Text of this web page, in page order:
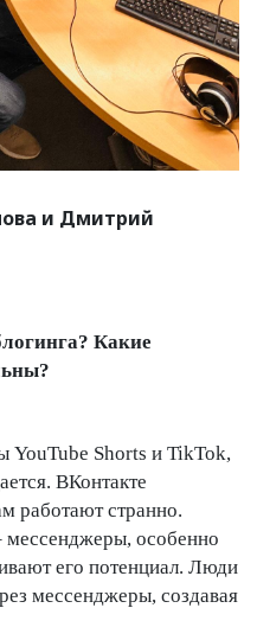
и Дмитрий
Какие
YouTube Shorts и TikTok,
ВКонтакте
работают странно.
особенно
его потенциал. Люди
мессенджеры, создавая